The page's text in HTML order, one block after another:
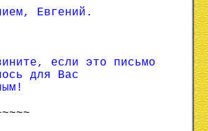
Евгений.
если это письмо
для Вас